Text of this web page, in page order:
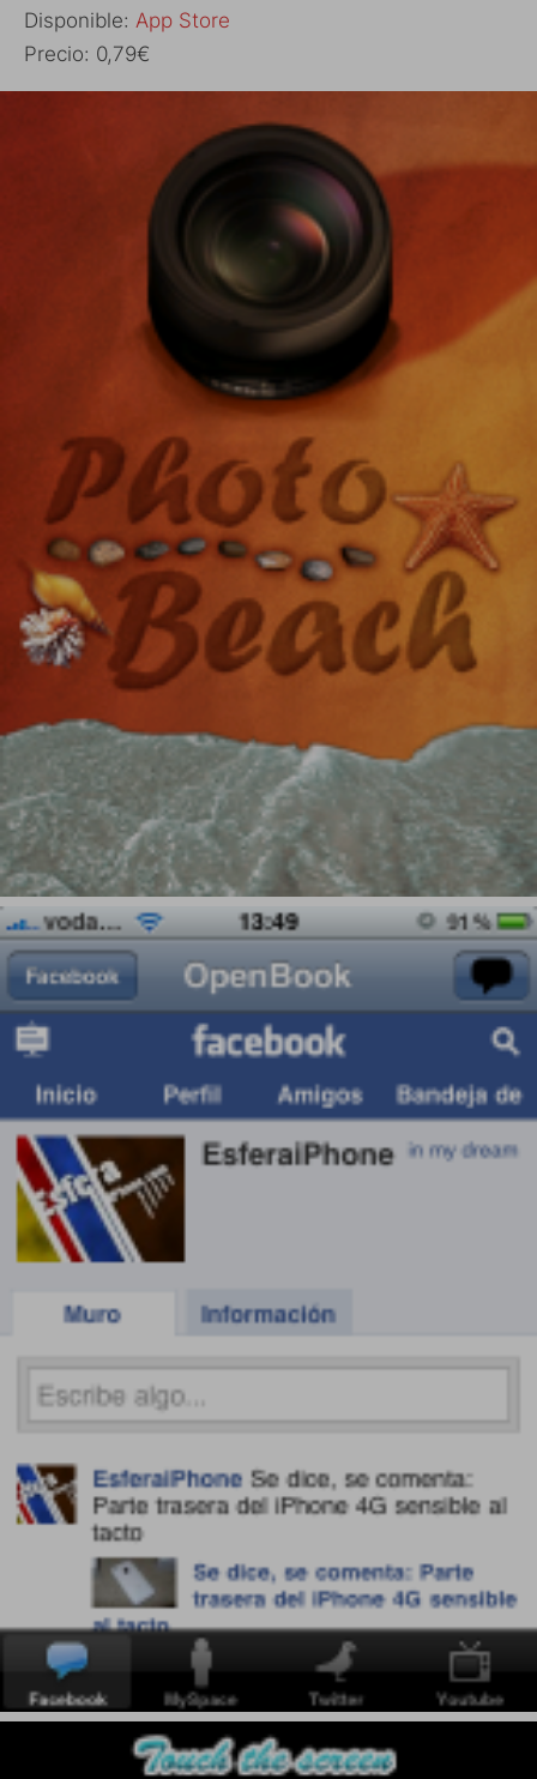
Disponible: App Store
Precio: 0,79€